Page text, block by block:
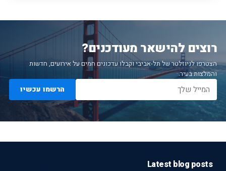
רוצים להישאר מעודכנים?
הצטרפו לניוזלטר של תל-אביבי וקבלו עדכונים חמים על אירועים, חדשות
והמלצות בעיר.
הרשמו עכשיו
Latest blog posts